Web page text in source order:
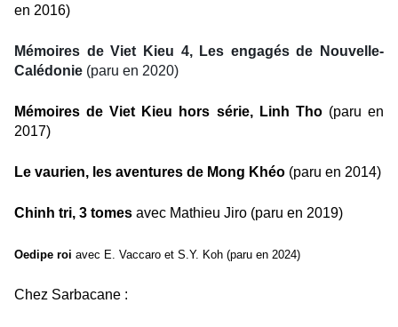
en 2016)
Mémoires de Viet Kieu 4, Les engagés de Nouvelle-
Calédonie (paru en 2020)
Mémoires de Viet Kieu hors série, Linh Tho (paru en
2017)
Le vaurien, les aventures de Mong Khéo (paru en 2014)
Chinh tri, 3 tomes avec Mathieu Jiro (paru en 2019)
Oedipe roi avec E. Vaccaro et S.Y. Koh (paru en 2024)
Chez Sarbacane :